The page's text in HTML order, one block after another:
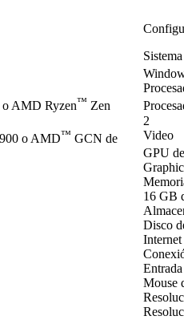
o AMD Ryzen™ Zen
o AMD™ GCN de
2
Video
GPU
16 GB
Disco
Internet
Entrada
Mouse